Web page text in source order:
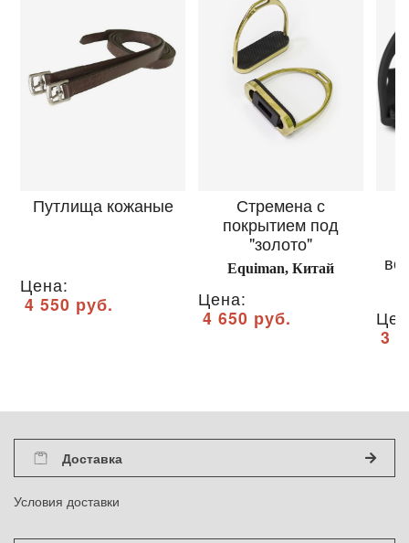
Путлища кожаные
Цена:
4 550 руб.
Стремена с
покрытием под
"золото"
Equiman, Китай
Цена:
4 650 руб.
3
Доставка
Условия доставки